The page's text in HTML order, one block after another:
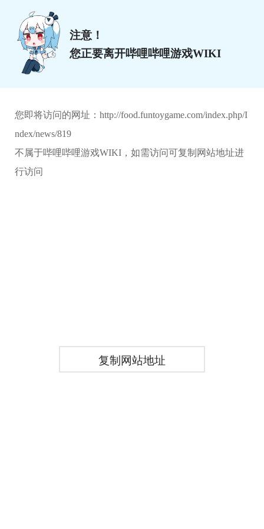
注意！
您正要离开哔哩哔哩游戏WIKI
您即将访问的网址： http://food.funtoygame.com/index.php/I
ndex/news/819
不属于哔哩哔哩游戏WIKI，如需访问可复制网站地址进
行访问
复制网站地址